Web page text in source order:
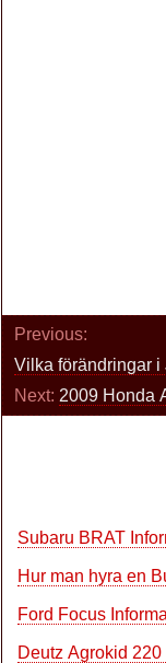
Previous:
Vilka förändringar
Next: 2009 Honda
Subaru BRAT
Hur man hyra en
Ford Focus
Deutz Agrokid